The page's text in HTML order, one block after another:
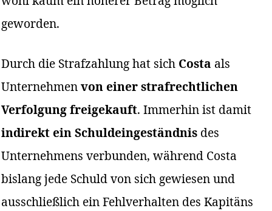
geworden.
Durch die Strafzahlung hat sich Costa als
Unternehmenvon einer strafrechtlichen
Verfolgung freigekauft. Immerhin ist damit
indirekt ein Schuldeingeständnis des
Unternehmens verbunden, während Costa
bislang jede Schuld von sich gewiesen und
ausschließlich ein Fehlverhalten des Kapitäns